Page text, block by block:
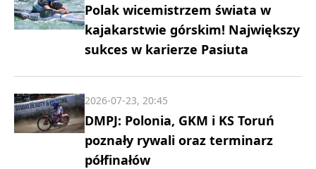
Polak wicemistrzem świata w
kajakarstwie górskim! Największy
sukces w karierze Pasiuta
DMPJ: Polonia, GKM i KS Toruń
poznały rywali oraz terminarz
półfinałów
2026-07-23, 20:45